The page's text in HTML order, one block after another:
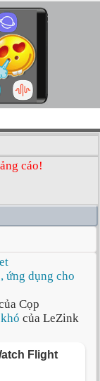
cáo!
ứng dụng cho
Cọp
của LeZink